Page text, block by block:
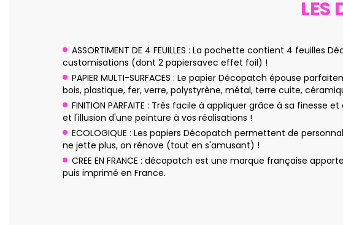
LES
ASSORTIMENT DE 4 FEUILLES : La pochette contient 4
customisations (dont 2 papiersavec effet foil) !
PAPIER MULTI-SURFACES : Le papier Décopatch épouse
bois, plastique, fer, verre, polystyrène, métal, terre cuite,
FINITION PARFAITE : Très facile à appliquer grâce à sa
et l'illusion d'une peinture à vos réalisations !
ECOLOGIQUE : Les papiers Décopatch permettent de
ne jette plus, on rénove (tout en s'amusant) !
CREE EN FRANCE : décopatch est une marque française
puis imprimé en France.